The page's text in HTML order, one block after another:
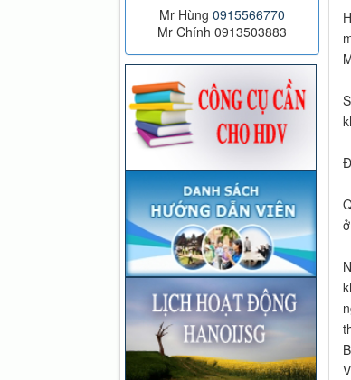
Mr Hùng 0915566770
Mr Chính 0913503883